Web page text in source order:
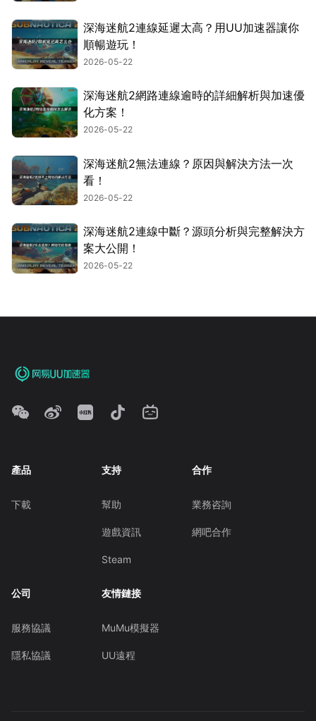
深海迷航2連線延遲太高？用UU加速器讓你
順暢遊玩！
2026-05-22
深海迷航2網路連線逾時的詳細解析與加速優
化方案！
2026-05-22
深海迷航2無法連線？原因與解決方法一次
看！
2026-05-22
深海迷航2連線中斷？源頭分析與完整解決方
案大公開！
2026-05-22
產品
下載
支持
幫助
遊戲資訊
Steam
合作
業務咨詢
網吧合作
公司
服務協議
隱私協議
友情鏈接
MuMu模擬器
UU遠程